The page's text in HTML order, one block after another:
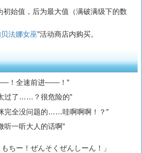
初始值，后为最大值（满破满级下的数
法娜女巫”活动商店内购买。
！全速前进——！”
过了……？很危险的”
完全没问题的……哇啊啊啊！？”
一听大人的话啊”
ちー！ぜんそくぜんしーん！」